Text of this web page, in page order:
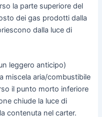
la parte superiore del
dei gas prodotti dalla
dalla luce di
leggero anticipo)
miscela aria/combustibile
il punto morto inferiore
chiude la luce di
contenuta nel carter.